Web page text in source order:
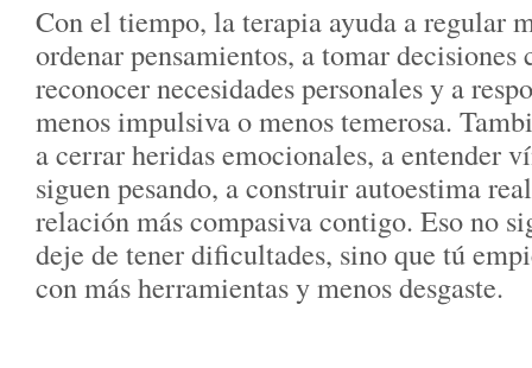
Con el tiempo, la terapia ayuda a regular
ordenar pensamientos, a tomar decisiones
reconocer necesidades personales y a
menos impulsiva o menos temerosa.
a cerrar heridas emocionales, a entender
siguen pesando, a construir autoestima
relación más compasiva contigo. Eso no
deje de tener dificultades, sino que tú
con más herramientas y menos desgaste.